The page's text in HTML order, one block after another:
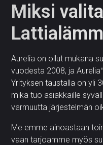
Miksi
Aurelia on ollut mukana
vuodesta 2008, ja
Yrityksen taustalla on yli
mikä tuo asiakkaille
varmuutta järjestelmän
Me emme ainoastaan
vaan tarjoamme myös